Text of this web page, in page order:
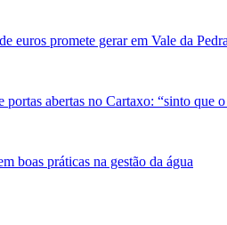
euros promete gerar em Vale da
portas abertas no Cartaxo: “sinto que
boas práticas na gestão da água